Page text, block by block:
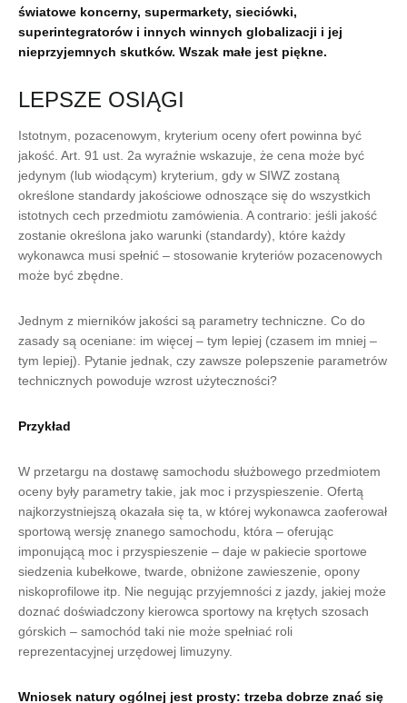
światowe koncerny, supermarkety, sieciówki,
superintegratorów i innych winnych globalizacji i jej
nieprzyjemnych skutków. Wszak małe jest piękne.
LEPSZE OSIĄGI
Istotnym, pozacenowym, kryterium oceny ofert powinna być
jakość. Art. 91 ust. 2a wyraźnie wskazuje, że cena może być
jedynym (lub wiodącym) kryterium, gdy w SIWZ zostaną
określone standardy jakościowe odnoszące się do wszystkich
istotnych cech przedmiotu zamówienia. A contrario: jeśli jakość
zostanie określona jako warunki (standardy), które każdy
wykonawca musi spełnić – stosowanie kryteriów pozacenowych
może być zbędne.
Jednym z mierników jakości są parametry techniczne. Co do
zasady są oceniane: im więcej – tym lepiej (czasem im mniej –
tym lepiej). Pytanie jednak, czy zawsze polepszenie parametrów
technicznych powoduje wzrost użyteczności?
Przykład
W przetargu na dostawę samochodu służbowego przedmiotem
oceny były parametry takie, jak moc i przyspieszenie. Ofertą
najkorzystniejszą okazała się ta, w której wykonawca zaoferował
sportową wersję znanego samochodu, która – oferując
imponującą moc i przyspieszenie – daje w pakiecie sportowe
siedzenia kubełkowe, twarde, obniżone zawieszenie, opony
niskoprofilowe itp. Nie negując przyjemności z jazdy, jakiej może
doznać doświadczony kierowca sportowy na krętych szosach
górskich – samochód taki nie może spełniać roli
reprezentacyjnej urzędowej limuzyny.
Wniosek natury ogólnej jest prosty: trzeba dobrze znać się